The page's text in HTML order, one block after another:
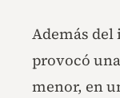
Además
provocó
menor, en